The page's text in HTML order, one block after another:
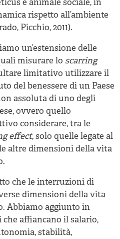
e animale sociale, in
rispetto all’ambiente
Picchio, 2011).
un’estensione delle
misurare lo scarring
limitativo utilizzare il
del benessere di un Paese
assoluta di uno degli
ovvero quello
considerare, tra le
effect, solo quelle legate al
altre dimensioni della vita
che le interruzioni di
dimensioni della vita
Abbiamo aggiunto in
affiancano il salario,
stabilità,